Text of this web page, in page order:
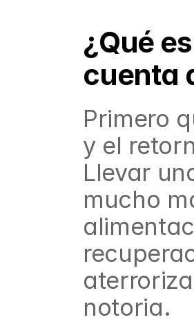
¿Qué
cuenta
Primero
y el
Llevar
mucho
notoria.